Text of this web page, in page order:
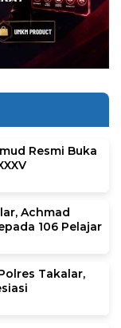
Resmi Buka
Achmad
106 Pelajar
Takalar,